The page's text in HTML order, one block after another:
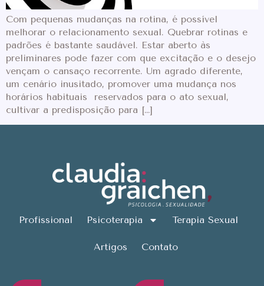
Com pequenas mudanças na rotina, é possível
melhorar o relacionamento sexual. Quebrar rotinas e
padrões é bastante saudável. Estar aberto às
preliminares pode fazer com que excitação e o desejo
vençam o cansaço recorrente. Um agrado diferente,
um cenário inusitado, promover uma mudança nos
horários habituais reservados para o ato sexual,
cultivar a predisposição para […]
Profissional Psicoterapia Terapia Sexual
Artigos Contato